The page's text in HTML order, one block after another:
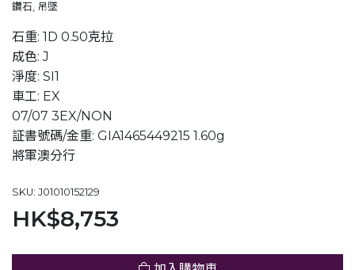
鑽石, 吊墜
石重: 1D 0.50克拉
成色: J
淨度: SI1
車工: EX
07/07 3EX/NON
証書號碼/金重: GIA1465449215 1.60g
將軍澳分行
SKU: J01010152129
HK$8,753